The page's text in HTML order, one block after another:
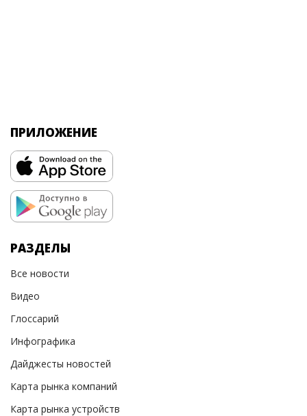
ПРИЛОЖЕНИЕ
РАЗДЕЛЫ
Все новости
Видео
Глоссарий
Инфографика
Дайджесты новостей
Карта рынка компаний
Карта рынка устройств